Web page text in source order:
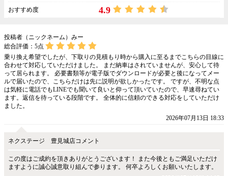
おすすめ度 4.9
投稿者（ニックネーム）みー
総合評価： 5点
乗り換え希望でしたが、下取りの見積もり時から購入に至るまでこちらの目線に
合わせて対応していただけました。 まだ納車はされていませんが、安心して待
って居られます。 必要書類等が電子版でダウンロードが必要と後になってメー
ルで届いたので、こちらだけは先に説明が欲しかったです。 ですが、不明な点
は気軽に電話でもLINEでも聞いて良いと仰って頂いていたので、早速尋ねてい
ます。返信を待っている段階です。 全体的に信頼のできる対応をしていただけ
ました。
2026年07月13日 18:33
ネクステージ 豊見城店コメント
この度はご成約を頂きありがとうございます！ また今後ともご満足いただけ
ますように誠心誠意取り組んで参ります。 何卒よろしくお願いいたします。